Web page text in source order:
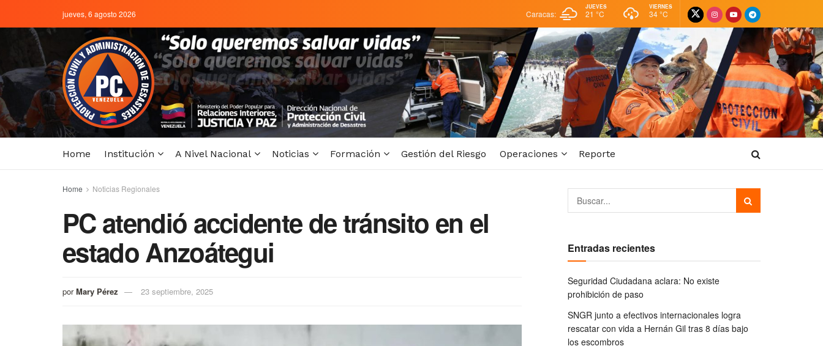
jueves, 6 agosto 2026 Caracas:
JUEVES
21 °C
VIERNES
34 °C
Home Institución A Nivel Nacional Noticias Formación Gestión del Riesgo Operaciones Reporte
Home Noticias Regionales
PC atendió accidente de tránsito en el
estado Anzoátegui
por Mary Pérez 23 septiembre, 2025
Entradas recientes
Seguridad Ciudadana aclara: No existe
prohibición de paso
SNGR junto a efectivos internacionales logra
rescatar con vida a Hernán Gil tras 8 días bajo
los escombros